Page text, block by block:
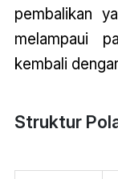
pembalikan
melampaui
kembali
Struktur